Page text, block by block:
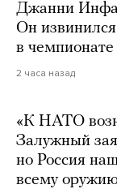
Джанни
Он
в
2 часа назад
«К НАТО
Залужный
но Россия
всему